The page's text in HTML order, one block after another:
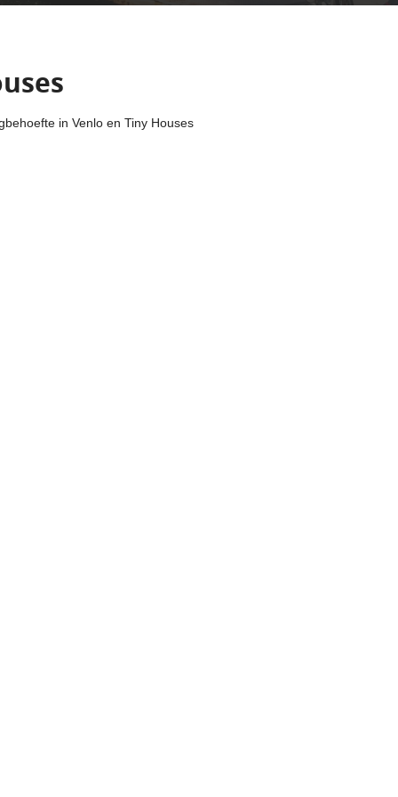
in Venlo en Tiny Houses